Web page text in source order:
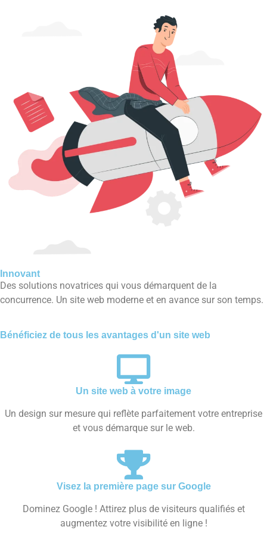
Innovant
Des solutions novatrices qui vous démarquent de la
concurrence. Un site web moderne et en avance sur son temps.​
Bénéficiez de tous les avantages d'un site web
Un site web à votre image
Un design sur mesure qui reflète parfaitement votre entreprise
et vous démarque sur le web.
Visez la première page sur Google
Dominez Google ! Attirez plus de visiteurs qualifiés et
augmentez votre visibilité en ligne !